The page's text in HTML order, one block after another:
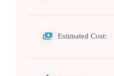
Estimated Cost: